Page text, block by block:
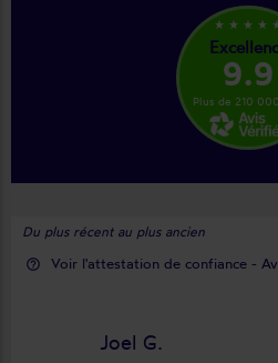
star_rate star_rate star_rate star_rate
9.9
Plus de 210
Du plus récent au plus ancien
help_outline Voir l'attestation de confiance -
Joel G.